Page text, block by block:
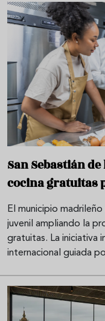
San Sebastián
cocina gratuitas
El municipio
juvenil ampliando la
gratuitas. La iniciativa
internacional guiada